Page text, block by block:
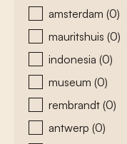
amsterdam (0)
mauritshuis (0)
indonesia (0)
museum (0)
rembrandt (0)
antwerp (0)